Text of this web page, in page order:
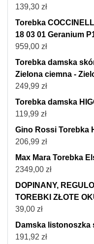
139,30 zł
Torebka
18 03 01 Geranium
959,00 zł
Torebka damska
Zielona ciemna -
249,99 zł
Torebka damska
119,99 zł
Gino Rossi Torebka
206,99 zł
Max Mara Torebka
2349,00 zł
DOPINANY,
TOREBKI ZŁOTE
39,00 zł
Damska listonoszka
191,92 zł